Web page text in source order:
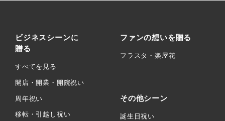
ビジネスシーンに
贈る
すべてを見る
開店・開業・開院祝い
周年祝い
移転・引越し祝い
ファンの想いを贈る
フラスタ・楽屋花
その他シーン
誕生日祝い